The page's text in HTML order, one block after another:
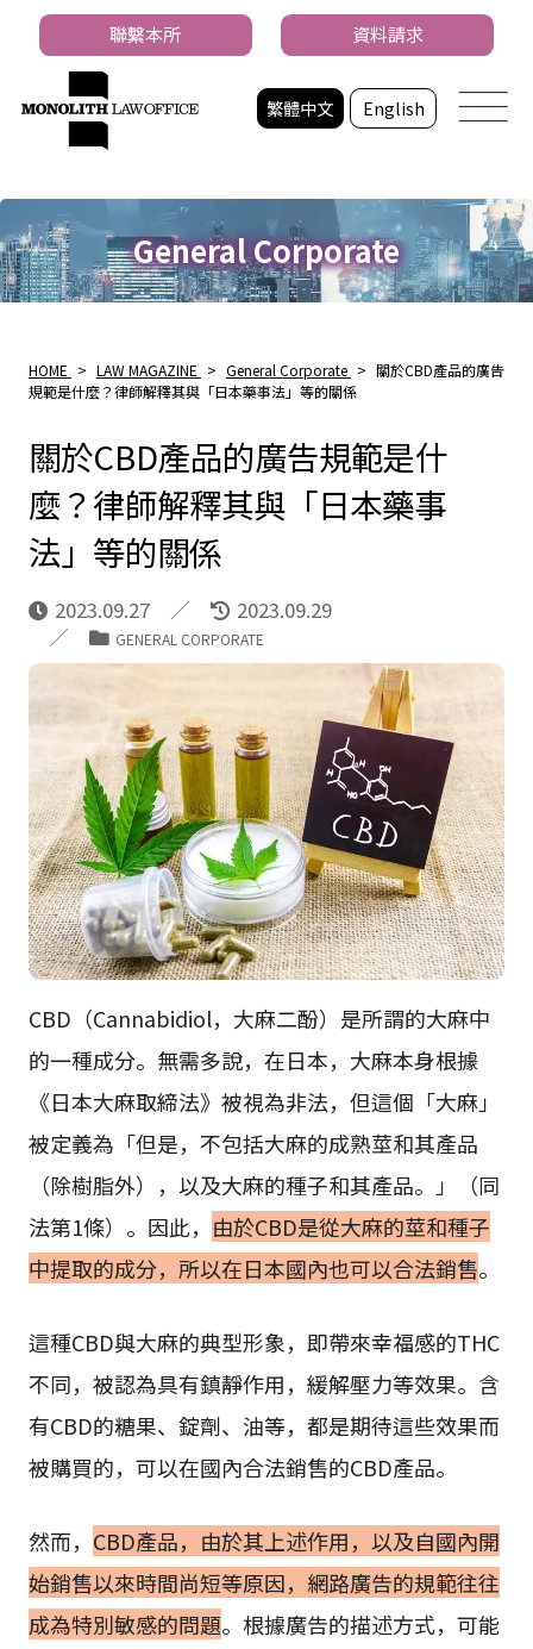
繁體中文 English
聯繫本所 資料請求
General Corporate
HOME > LAW MAGAZINE > General Corporate > 關於CBD產品的廣告
規範是什麼？律師解釋其與「日本藥事法」等的關係
關於CBD產品的廣告規範是什
麼？律師解釋其與「日本藥事
法」等的關係
2023.09.27 2023.09.29
GENERAL CORPORATE
CBD（Cannabidiol，大麻二酚）是所謂的大麻中
的一種成分。無需多說，在日本，大麻本身根據
《日本大麻取締法》被視為非法，但這個「大麻」
被定義為「但是，不包括大麻的成熟莖和其產品
（除樹脂外），以及大麻的種子和其產品。」（同
法第1條）。因此， 由於CBD是從大麻的莖和種子
中提取的成分，所以在日本國內也可以合法銷售。
這種CBD與大麻的典型形象，即帶來幸福感的THC
不同，被認為具有鎮靜作用，緩解壓力等效果。含
有CBD的糖果、錠劑、油等，都是期待這些效果而
被購買的，可以在國內合法銷售的CBD產品。
然而， CBD產品，由於其上述作用，以及自國內開
始銷售以來時間尚短等原因，網路廣告的規範往往
成為特別敏感的問題。根據廣告的描述方式，可能